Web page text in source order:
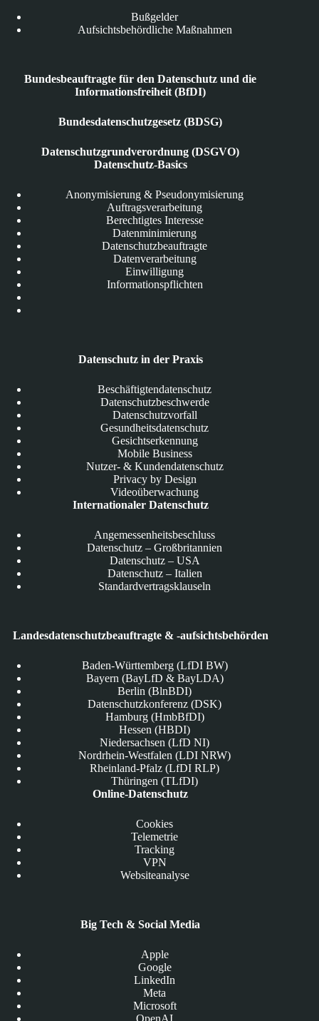
Bußgelder
Aufsichtsbehördliche Maßnahmen
Bundesbeauftragte für den Datenschutz und die
Informationsfreiheit (BfDI)
Bundesdatenschutzgesetz (BDSG)
Datenschutzgrundverordnung (DSGVO)
Datenschutz-Basics
Anonymisierung & Pseudonymisierung
Auftragsverarbeitung
Berechtigtes Interesse
Datenminimierung
Datenschutzbeauftragte
Datenverarbeitung
Einwilligung
Informationspflichten
Datenschutz in der Praxis
Beschäftigtendatenschutz
Datenschutzbeschwerde
Datenschutzvorfall
Gesundheitsdatenschutz
Gesichtserkennung
Mobile Business
Nutzer- & Kundendatenschutz
Privacy by Design
Videoüberwachung
Internationaler Datenschutz
Angemessenheitsbeschluss
Datenschutz – Großbritannien
Datenschutz – USA
Datenschutz – Italien
Standardvertragsklauseln
Landesdatenschutzbeauftragte & -aufsichtsbehörden
Baden-Württemberg (LfDI BW)
Bayern (BayLfD & BayLDA)
Berlin (BlnBDI)
Datenschutzkonferenz (DSK)
Hamburg (HmbBfDI)
Hessen (HBDI)
Niedersachsen (LfD NI)
Nordrhein-Westfalen (LDI NRW)
Rheinland-Pfalz (LfDI RLP)
Thüringen (TLfDI)
Online-Datenschutz
Cookies
Telemetrie
Tracking
VPN
Websiteanalyse
Big Tech & Social Media
Apple
Google
LinkedIn
Meta
Microsoft
OpenAI